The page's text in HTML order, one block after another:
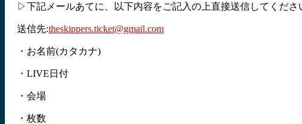
▷下記メールあてに、以下内容をご記入の上直接送信してくださ
送信先:theskippers.ticket@gmail.com
・お名前(カタカナ)
・LIVE日付
・会場
・枚数